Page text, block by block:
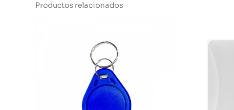
Productos relacionados